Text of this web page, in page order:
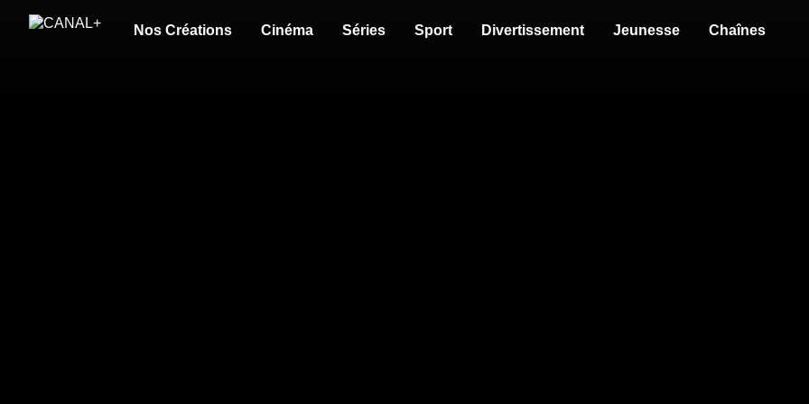
Nos Créations Cinéma Séries Sport Divertissement Jeunesse Chaînes